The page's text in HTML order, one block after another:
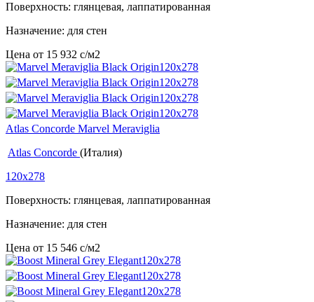
Поверхность: глянцевая, лаппатированная
Назначение: для стен
Цена от 15 932 c/м2
Atlas Concorde Marvel Meraviglia
Atlas Concorde (Италия)
120x278
Поверхность: глянцевая, лаппатированная
Назначение: для стен
Цена от 15 546 c/м2